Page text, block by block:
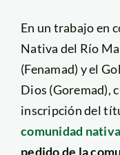
En un trabajo en
Nativa del Río
(Fenamad) y el
Dios (Goremad),
inscripción del
comunidad
pedido de la